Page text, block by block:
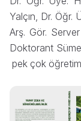
Yalçın, Dr. Öğr.
Arş. Gör.
Doktorant
pek çok öğretim